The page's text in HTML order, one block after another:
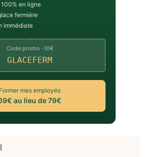
en ligne
fermière
immédiate
Code promo -10€
GLACEFERM
Former mes employés
au lieu de 79€